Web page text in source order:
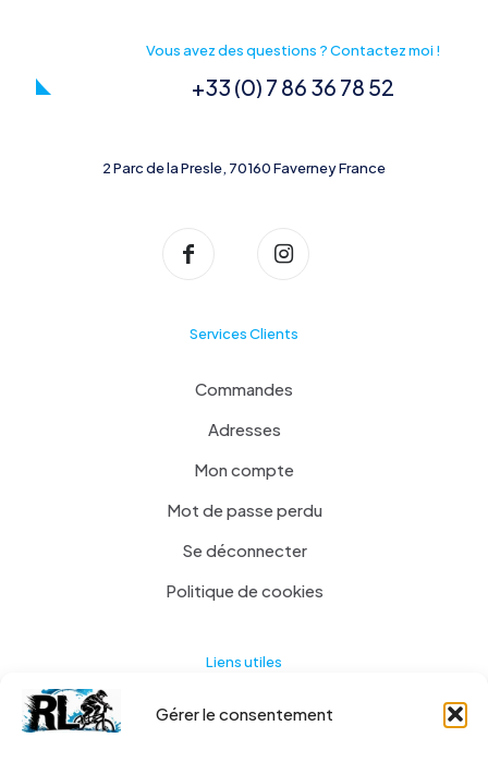
Gérer le consentement
Vous avez des questions ? Contactez moi !
+33 (0) 7 86 36 78 52
2 Parc de la Presle, 70160 Faverney France
Services Clients
Commandes
Adresses
Mon compte
Mot de passe perdu
Se déconnecter
Politique de cookies
Liens utiles
Actualités